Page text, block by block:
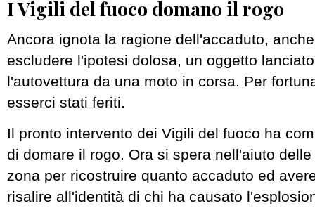
I Vigili del fuoco domano il rogo
Ancora ignota la ragione dell'accaduto,
escludere l'ipotesi dolosa, un oggetto
l'autovettura da una moto in corsa. Per
esserci stati feriti.
Il pronto intervento dei Vigili del fuoco ha
di domare il rogo. Ora si spera nell'aiuto
zona per ricostruire quanto accaduto ed
risalire all'identità di chi ha causato